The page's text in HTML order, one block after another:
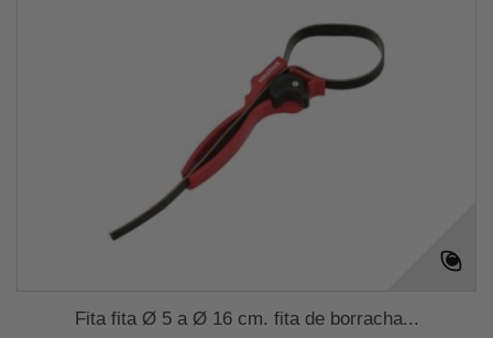
Fita fita Ø 5 a Ø 16 cm. fita de borracha...